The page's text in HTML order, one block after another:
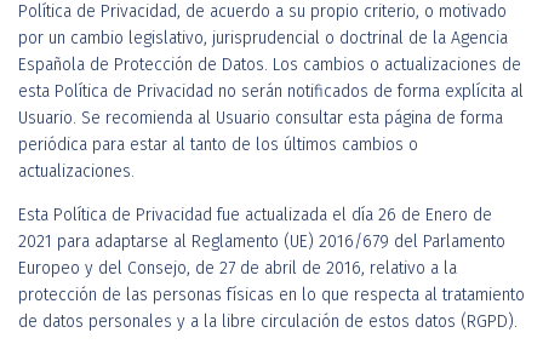
Política de Privacidad, de acuerdo a su propio criterio, o motivado
por un cambio legislativo, jurisprudencial o doctrinal de la Agencia
Española de Protección de Datos. Los cambios o actualizaciones de
esta Política de Privacidad no serán notificados de forma explícita al
Usuario. Se recomienda al Usuario consultar esta página de forma
periódica para estar al tanto de los últimos cambios o
actualizaciones.
Esta Política de Privacidad fue actualizada el día 26 de Enero de
2021 para adaptarse al Reglamento (UE) 2016/679 del Parlamento
Europeo y del Consejo, de 27 de abril de 2016, relativo a la
protección de las personas físicas en lo que respecta al tratamiento
de datos personales y a la libre circulación de estos datos (RGPD).